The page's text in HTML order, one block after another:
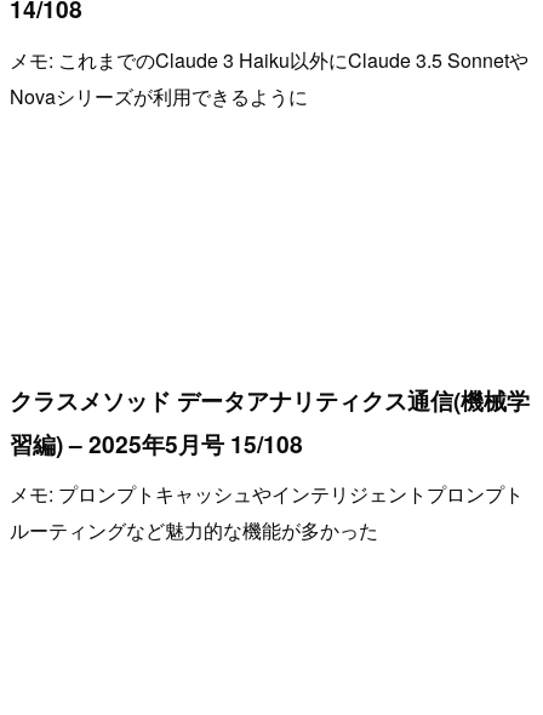
14/108
メモ: これまでのClaude 3 Haiku以外にClaude 3.5 Sonnetや
Novaシリーズが利用できるように
クラスメソッド データアナリティクス通信(機械学
習編) – 2025年5月号 15/108
メモ: プロンプトキャッシュやインテリジェントプロンプト
ルーティングなど魅力的な機能が多かった